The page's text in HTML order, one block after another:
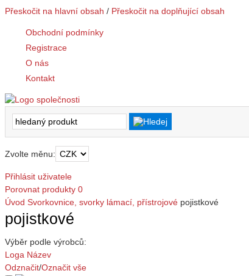
Přeskočit na hlavní obsah / Přeskočit na doplňující obsah
Obchodní podmínky
Registrace
O nás
Kontakt
Zvolte měnu:
Přihlásit uživatele
Porovnat produkty 0
Úvod Svorkovnice, svorky lámací, přístrojové pojistkové
pojistkové
Výběr podle výrobců:
Loga Název
Odznačit/Označit vše